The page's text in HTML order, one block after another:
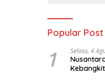
Popular Post
1 Selasa, 4